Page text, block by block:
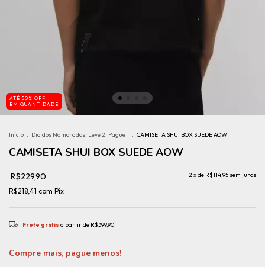
ATÉ 50% OFF
EM QUANTIDADE
Início . Dia dos Namorados: Leve 2, Pague 1 . CAMISETA SHUI BOX SUEDE AOW
CAMISETA SHUI BOX SUEDE AOW
R$229,90 2x de R$114,95 sem juros
R$218,41 com Pix
Frete grátis a partir de R$399,90
Compre mais, pague menos!